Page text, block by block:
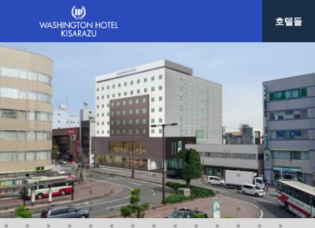
호텔들
호텔 그레이스 리 나하
호텔 그레이스리 서울
대만/타이페이
호텔 그레이스리 타이베이